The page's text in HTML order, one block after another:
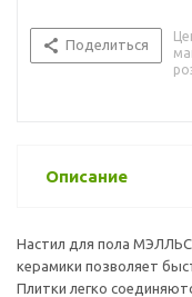
Поделиться
Описание
Настил для пола
керамики позволяет
Плитки легко